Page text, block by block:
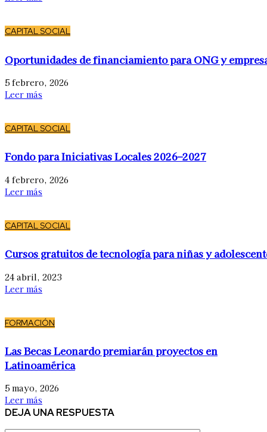
CAPITAL SOCIAL
Oportunidades de financiamiento para ONG y
5 febrero, 2026
Leer más
CAPITAL SOCIAL
Fondo para Iniciativas Locales 2026–2027
4 febrero, 2026
Leer más
CAPITAL SOCIAL
Cursos gratuitos de tecnología para niñas y
24 abril, 2023
Leer más
FORMACIÓN
Las Becas Leonardo premiarán proyectos en
Latinoamérica
5 mayo, 2026
Leer más
DEJA UNA RESPUESTA